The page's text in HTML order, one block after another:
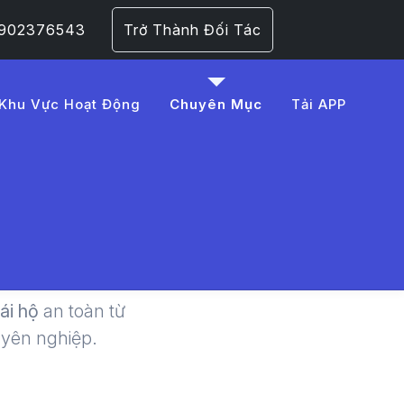
Trở Thành Đối Tác
Khu Vực Hoạt Động Chuyên Mục Tải APP
Xe
hộ an toàn từ
nghiệp.